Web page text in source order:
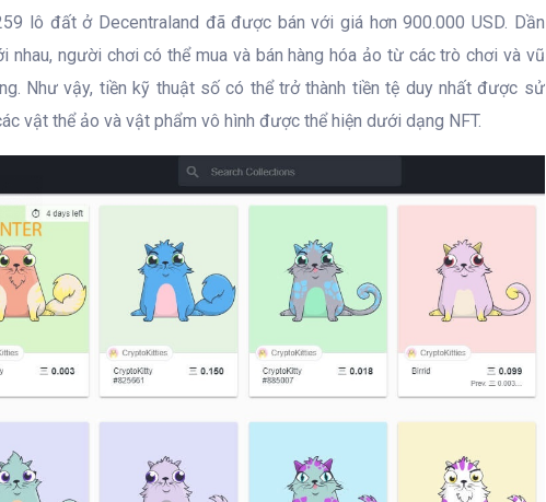
lô đất ở Decentraland đã được bán với giá hơn 900.000 USD. Dần
người chơi có thể mua và bán hàng hóa ảo từ các trò chơi và vũ
Như vậy, tiền kỹ thuật số có thể trở thành tiền tệ duy nhất được sử
vật thể ảo và vật phẩm vô hình được thể hiện dưới dạng NFT.